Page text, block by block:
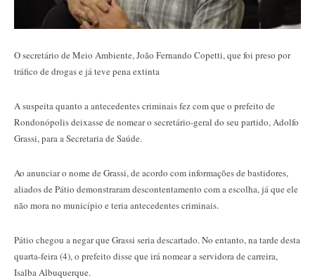
O secretário de Meio Ambiente, João Fernando Copetti, que foi preso por
tráfico de drogas e já teve pena extinta
A suspeita quanto a antecedentes criminais fez com que o prefeito de
Rondonópolis deixasse de nomear o secretário-geral do seu partido, Adolfo
Grassi, para a Secretaria de Saúde.
Ao anunciar o nome de Grassi, de acordo com informações de bastidores,
aliados de Pátio demonstraram descontentamento com a escolha, já que ele
não mora no município e teria antecedentes criminais.
Pátio chegou a negar que Grassi seria descartado. No entanto, na tarde desta
quarta-feira (4), o prefeito disse que irá nomear a servidora de carreira,
Isalba Albuquerque.